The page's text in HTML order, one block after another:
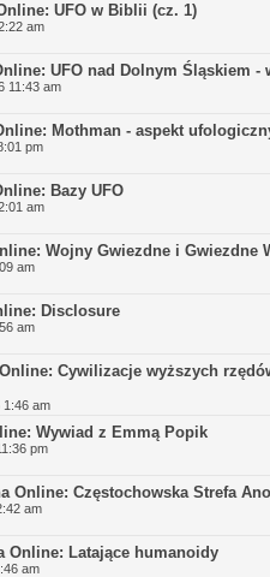
UFO w Biblii (cz. 1)
am
UFO nad Dolnym Śląskiem -
11:43 am
Mothman - aspekt
pm
Bazy UFO
am
Wojny Gwiezdne i Gwiezdne
am
Disclosure
am
Cywilizacje wyższych
1:46 am
Wywiad z Emmą Popik
pm
Online: Częstochowska Strefa
am
Online: Latające humanoidy
am